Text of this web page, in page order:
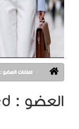
اعلانات العضو : Osama Elsayed
العضو : Osama Elsayed